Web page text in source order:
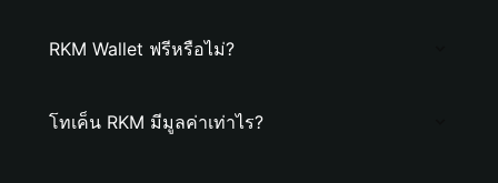
RKM Wallet ฟรีหรือไม่?
โทเค็น RKM มีมูลค่าเท่าไร?